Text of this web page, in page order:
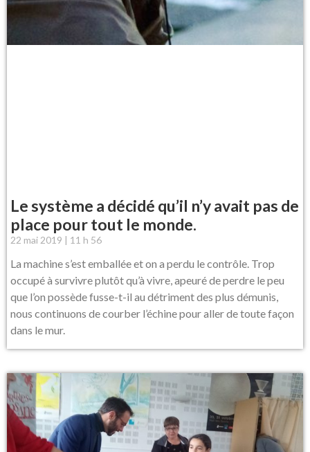
Le système a décidé qu’il n’y avait pas de
place pour tout le monde.
22 mai 2019 11 h 56
La machine s’est emballée et on a perdu le contrôle. Trop
occupé à survivre plutôt qu’à vivre, apeuré de perdre le peu
que l’on possède fusse-t-il au détriment des plus démunis,
nous continuons de courber l’échine pour aller de toute façon
dans le mur.